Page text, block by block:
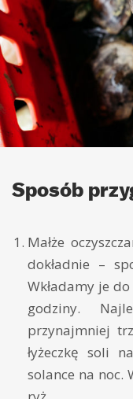
Sposób
Małże
dokładnie –
Wkładamy je
godziny.
przynajmniej
łyżeczkę soli
solance na noc.